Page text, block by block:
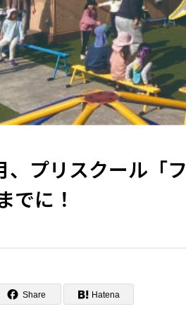
、プリスクール「
でに！
Share Hatena